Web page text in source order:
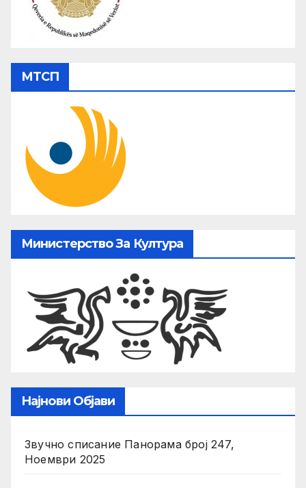
МТСП
Министерство За Култура
Најнови Објави
Звучно списание Панорама број 247,
Ноември 2025